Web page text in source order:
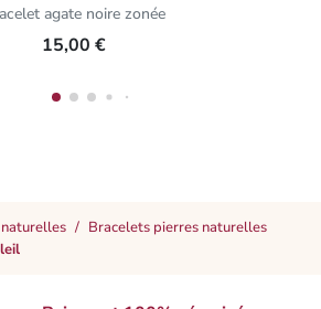
agate noire zonée
15,00 €
Bracelets pierres naturelles